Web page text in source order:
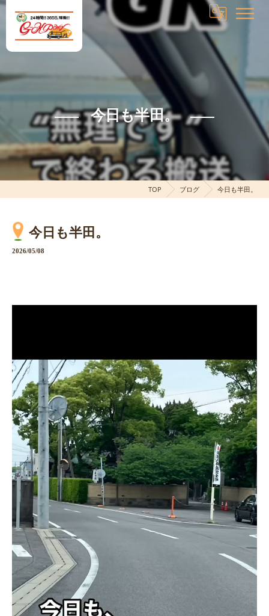
今日も半田。
TOP ブログ 今日も半田。
今日も半田。
2026/05/08